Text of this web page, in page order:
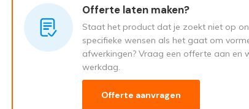
Offerte laten maken?
Staat het product dat je zoekt niet op
specifieke wensen als het gaat om
afwerkingen? Vraag een offerte aan en
werkdag.
Offerte aanvragen